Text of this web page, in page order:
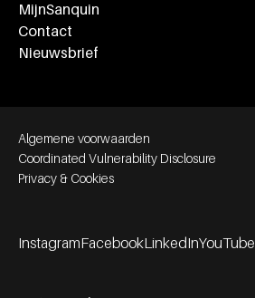
MijnSanquin
Contact
Nieuwsbrief
Footer bottom navigation
Algemene voorwaarden
Coordinated Vulnerability Disclosure
Privacy & Cookies
InstagramFacebookLinkedInYouTube